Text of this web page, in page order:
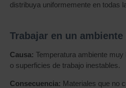
distribuya uniformemente en todas
Trabajar en un ambiente
Causa: Temperatura ambiente
o superficies de trabajo inestables.
Consecuencia: Materiales que no